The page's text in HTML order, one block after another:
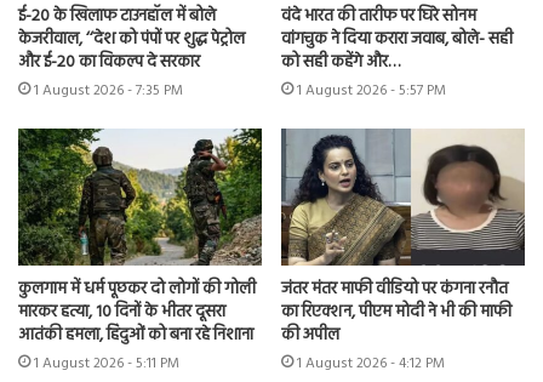
ई-20 के खिलाफ टाउनहॉल में बोले
केजरीवाल, ‘‘देश को पंपों पर शुद्ध पेट्रोल
और ई-20 का विकल्प दे सरकार
1 August 2026 - 7:35 PM
वंदे भारत की तारीफ पर घिरे सोनम
वांगचुक ने दिया करारा जवाब, बोले- सही
को सही कहेंगे और…
1 August 2026 - 5:57 PM
कुलगाम में धर्म पूछकर दो लोगों की गोली
मारकर हत्या, 10 दिनों के भीतर दूसरा
आतंकी हमला, हिंदुओं को बना रहे निशाना
1 August 2026 - 5:11 PM
जंतर मंतर माफी वीडियो पर कंगना रनौत
का रिएक्शन, पीएम मोदी ने भी की माफी
की अपील
1 August 2026 - 4:12 PM